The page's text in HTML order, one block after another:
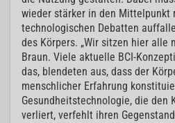
wieder stärker in den Mittelpunkt
technologischen Debatten
des Körpers. „Wir sitzen hier alle
Braun. Viele aktuelle BCI-
das, blendeten aus, dass der
menschlicher Erfahrung
Gesundheitstechnologie, die den
verliert, verfehlt ihren